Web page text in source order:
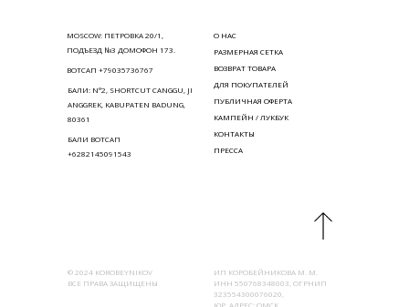
КОНТАКТЫ
ПРЕССА
ВОЗВРАТ ТОВАРА
ДЛЯ ПОКУПАТЕЛЕЙ
О НАС
© 2024 KOROBEYNIKOV
ВСЕ ПРАВА ЗАЩИЩЕНЫ
ИП КОРОБЕЙНИКОВА М. М.
ИНН 550768348003, ОГРНИП
323554300076020,
ЮР. АДРЕС: ОМСК,
РАЗМЕРНАЯ СЕТКА
ПУБЛИЧНАЯ ОФЕРТА
КАМПЕЙН / ЛУКБУК
БАЛИ: N°2, SHORTCUT CANGGU, JI
ANGGREK, KABUPATEN BADUNG,
80361
MOSCOW: ПЕТРОВКА 20/1,
ПОДЪЕЗД №3 ДОМОФОН 173.
БАЛИ ВОТСАП
+6282145091543
ВОТСАП +79035736767